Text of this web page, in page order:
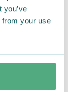
you’ve
from your use